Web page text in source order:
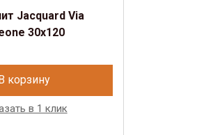
Jacquard Via
30х120
корзину
в 1 клик